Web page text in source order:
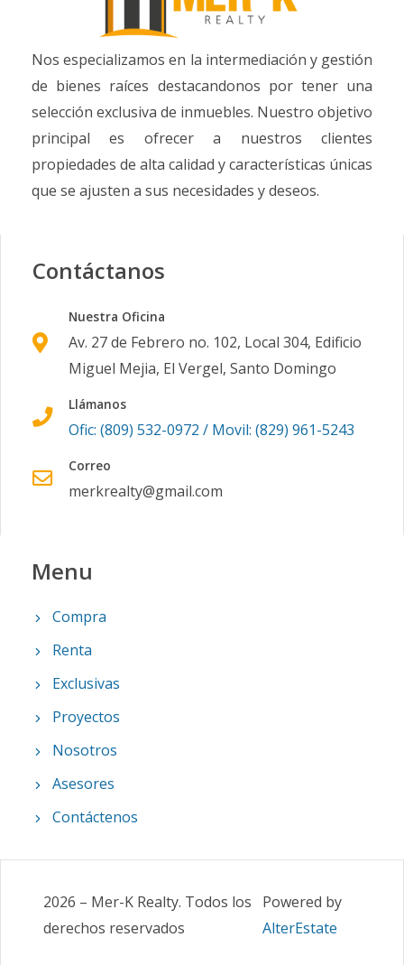
Nos especializamos en la intermediación y gestión
de bienes raíces destacandonos por tener una
selección exclusiva de inmuebles. Nuestro objetivo
principal es ofrecer a nuestros clientes
propiedades de alta calidad y características únicas
que se ajusten a sus necesidades y deseos.
Contáctanos
Nuestra Oficina
Av. 27 de Febrero no. 102, Local 304, Edificio
Miguel Mejia, El Vergel, Santo Domingo
Llámanos
Ofic: (809) 532-0972 / Movil: (829) 961-5243
Correo
merkrealty@gmail.com
Menu
Compra
Renta
Exclusivas
Proyectos
Nosotros
Asesores
Contáctenos
2026 – Mer-K Realty. Todos los
derechos reservados
Powered by
AlterEstate